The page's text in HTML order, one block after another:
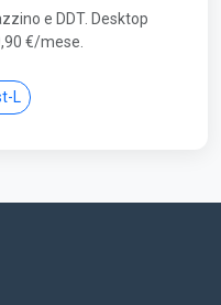
e DDT. Desktop
€/mese.
L